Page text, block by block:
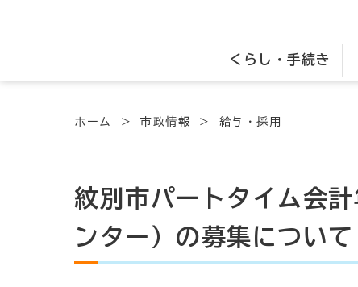
くらし・手続き
ホーム 市政情報 給与・採用
紋別市パートタイム会
ンター）の募集について